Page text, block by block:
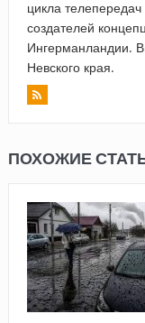
цикла
создателей
Ингерманландии.
Невского края.
ПОХОЖИЕ